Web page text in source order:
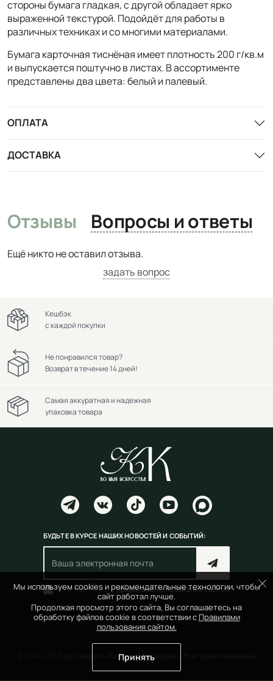
стороны бумага гладкая, с другой обладает ярко
выраженной текстурой. Подойдёт для работы в
различных техниках и со многими материалами.
Бумага карточная тиснёная имеет плотность 200 г/кв.м
и выпускается поштучно в листах. В ассортименте
представлены два цвета: белый и палевый.
ОПЛАТА
ДОСТАВКА
Отзывы Вопросы и ответы
Ещё никто не оставил отзыва.
задать вопрос
Мы используем cookies и рекомендательные технологии, чтобы
сайт работал лучше.
Продолжая просмотр этого сайта, Вы соглашаетесь на
обработку файлов cookie в соответствии с Правилами
пользования сайтом.
Принять
Кешбэк
с каждой покупки
Не понравился товар?
Возврат в течение 14 дней!
Самая аккуратная и надежная
упаковка товара
БУДЬТЕ В КУРСЕ НАШИХ НОВОСТЕЙ И СОБЫТИЙ:
Согласен(на) справилами пользования сайтом
© 2014 - 2026 Арт-маркет «Красный Карандаш». Все права защищены